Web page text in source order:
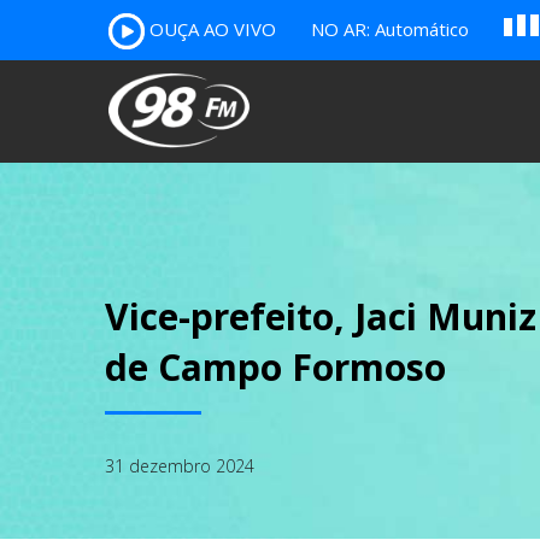
OUÇA AO VIVO NO AR: Automático B c
Vice-prefeito, Jaci
de Campo Formoso
31 dezembro 2024